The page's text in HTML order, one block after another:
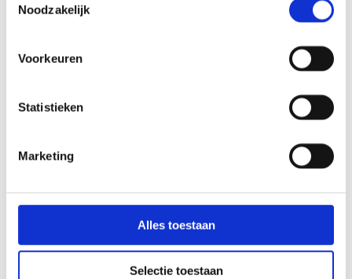
Noodzakelijk
Voorkeuren
Statistieken
Marketing
Alles toestaan
Selectie toestaan
Zorg
BILTHOVEN
wanden, kozijnen, vloeren en plafonds. Daarnaast veel
techniek zoals systemen voor beveiliging, ventilatie,
Het bestaande ziekenhuis is in fasen uitgebreid en
geheel gerenoveerd naar een one-stop-shop voor de
militaire gezondheidszorg.